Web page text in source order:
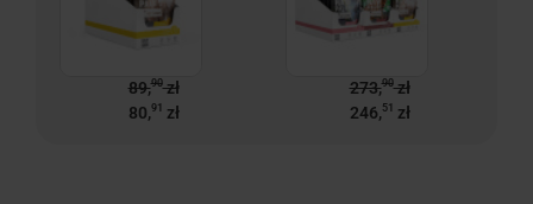
89,90zł
80,91 zł
273,90zł
246,51 zł